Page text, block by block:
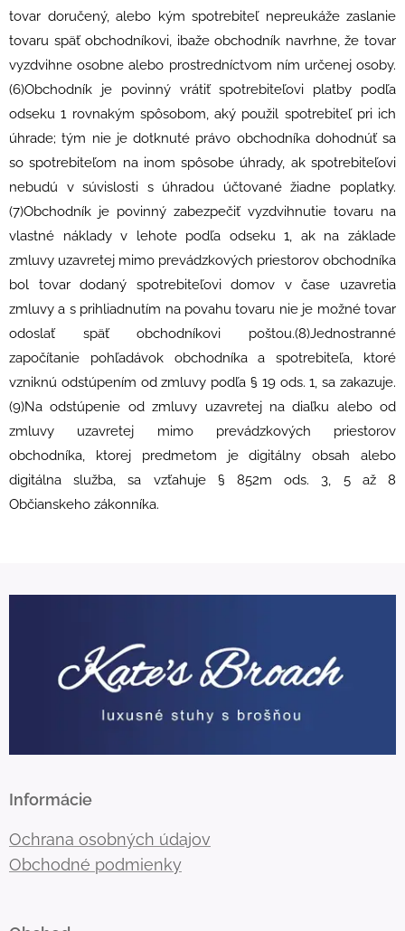
tovar doručený, alebo kým spotrebiteľ nepreukáže zaslanie
tovaru späť obchodníkovi, ibaže obchodník navrhne, že tovar
vyzdvihne osobne alebo prostredníctvom ním určenej osoby.
(6)Obchodník je povinný vrátiť spotrebiteľovi platby podľa
odseku 1 rovnakým spôsobom, aký použil spotrebiteľ pri ich
úhrade; tým nie je dotknuté právo obchodníka dohodnúť sa
so spotrebiteľom na inom spôsobe úhrady, ak spotrebiteľovi
nebudú v súvislosti s úhradou účtované žiadne poplatky.
(7)Obchodník je povinný zabezpečiť vyzdvihnutie tovaru na
vlastné náklady v lehote podľa odseku 1, ak na základe
zmluvy uzavretej mimo prevádzkových priestorov obchodníka
bol tovar dodaný spotrebiteľovi domov v čase uzavretia
zmluvy a s prihliadnutím na povahu tovaru nie je možné tovar
odoslať späť obchodníkovi poštou.(8)Jednostranné
započítanie pohľadávok obchodníka a spotrebiteľa, ktoré
vzniknú odstúpením od zmluvy podľa § 19 ods. 1, sa zakazuje.
(9)Na odstúpenie od zmluvy uzavretej na diaľku alebo od
zmluvy uzavretej mimo prevádzkových priestorov
obchodníka, ktorej predmetom je digitálny obsah alebo
digitálna služba, sa vzťahuje § 852m ods. 3, 5 až 8
Občianskeho zákonníka.
Informácie
Ochrana osobných údajov
Obchodné podmienky